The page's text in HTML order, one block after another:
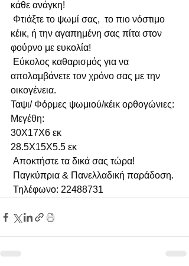
κάθε ανάγκη!
Φτιάξτε το ψωμί σας,  το πιο νόστιμο
κέικ, ή την αγαπημένη σας πίτα στον
φούρνο με ευκολία!
Εύκολος καθαρισμός για να
απολαμβάνετε τον χρόνο σας με την
οικογένεια.
Ταψι/ Φόρμες ψωμιού/κέικ ορθογώνιες:
Μεγέθη:
30Χ17Χ6 εκ
28.5Χ15Χ5.5 εκ
Αποκτήστε τα δικά σας τώρα!
Παγκύπρια & Πανελλαδική παράδοση.
Τηλέφωνο: 22488731